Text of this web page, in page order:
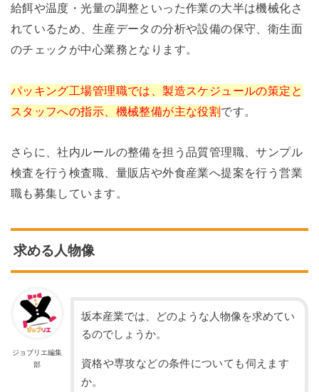
給餌や温度・光量の調整といった作業の大半は機械化さ
れているため、生産データの分析や設備の保守、衛生面
のチェックが中心業務となります。
パッキング工場管理職では、製造スケジュールの策定と
スタッフへの指示、機械整備が主な役割です。
さらに、社内ルールの整備を担う品質管理職、サンプル
検査を行う検査職、量販店や外食産業へ提案を行う営業
職も募集しています。
求める人物像
ジョブリエ編集
部
坂本産業では、どのような人物像を求めてい
るのでしょうか。
資格や専攻などの条件についても伺えます
か。